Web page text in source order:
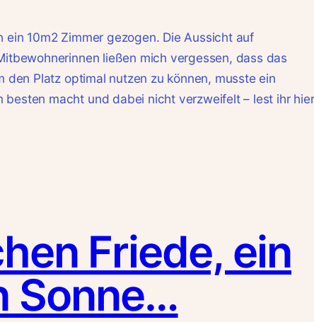
ein 10m2 Zimmer gezogen. Die Aussicht auf
ließen mich vergessen, dass das
den Platz optimal nutzen zu können, musste ein
besten macht und dabei nicht verzweifelt – lest ihr
Friede, ein
Sonne…